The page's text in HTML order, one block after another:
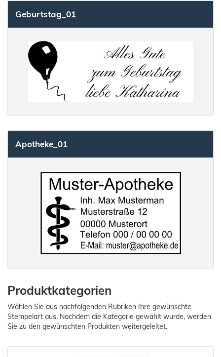
Geburtstag_01
Apotheke_01
Produktkategorien
Wählen Sie aus nachfolgenden Rubriken Ihre gewünschte
Stempelart aus. Nachdem die Kategorie gewählt wurde, werden
Sie zu den gewünschten Produkten weitergeleitet.